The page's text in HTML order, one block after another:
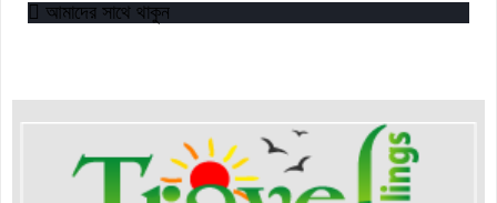
আমাদের সাথে থাকুন